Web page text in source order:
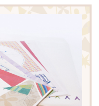
LITALICOワークス
LITALICO発達特性検査
おいて専門性の高
し、各教室の指導